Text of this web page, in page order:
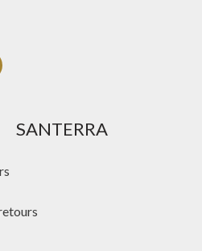
SANTERRA